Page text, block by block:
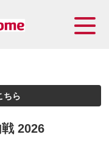
ちら
2026